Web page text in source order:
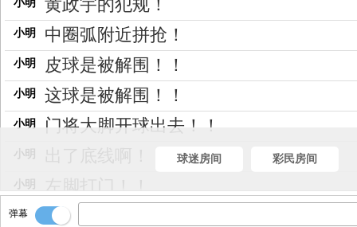
小明 黄政宇的犯规！
小明 中圈弧附近拼抢！
小明 皮球是被解围！！
小明 这球是被解围！！
小明 门将大脚开球出去！！
小明
小明 左脚打门！！
小明 杀到了禁区里左侧！！
球迷房间 彩民房间
弹幕